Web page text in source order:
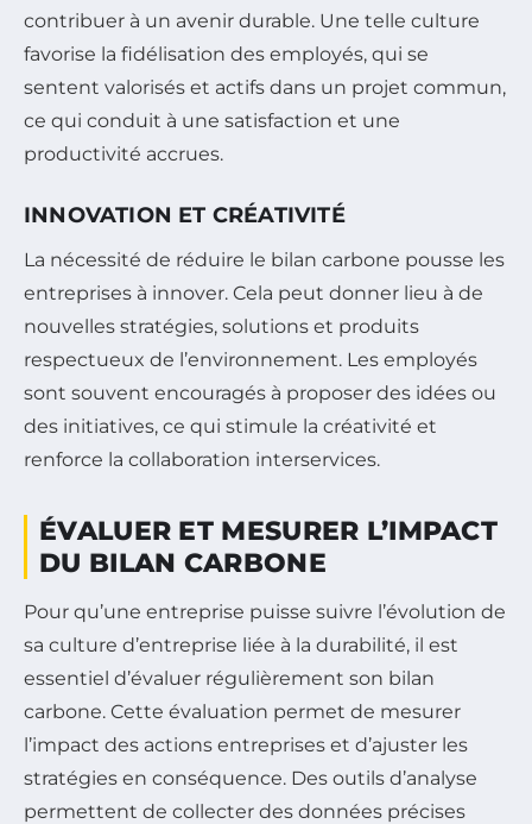
contribuer à un avenir durable. Une telle culture
favorise la fidélisation des employés, qui se
sentent valorisés et actifs dans un projet commun,
ce qui conduit à une satisfaction et une
productivité accrues.
INNOVATION ET CRÉATIVITÉ
La nécessité de réduire le bilan carbone pousse les
entreprises à innover. Cela peut donner lieu à de
nouvelles stratégies, solutions et produits
respectueux de l’environnement. Les employés
sont souvent encouragés à proposer des idées ou
des initiatives, ce qui stimule la créativité et
renforce la collaboration interservices.
ÉVALUER ET MESURER L’IMPACT
DU BILAN CARBONE
Pour qu’une entreprise puisse suivre l’évolution de
sa culture d’entreprise liée à la durabilité, il est
essentiel d’évaluer régulièrement son bilan
carbone. Cette évaluation permet de mesurer
l’impact des actions entreprises et d’ajuster les
stratégies en conséquence. Des outils d’analyse
permettent de collecter des données précises